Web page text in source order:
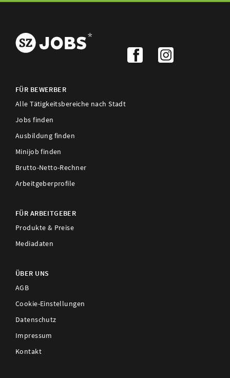
FÜR BEWERBER
Alle Tätigkeitsbereiche nach Stadt
Jobs finden
Ausbildung finden
Minijob finden
Brutto-Netto-Rechner
Arbeitgeberprofile
FÜR ARBEITGEBER
Produkte & Preise
Mediadaten
ÜBER UNS
AGB
Cookie-Einstellungen
Datenschutz
Impressum
Kontakt